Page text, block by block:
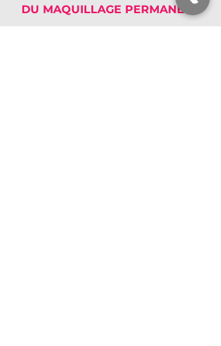
DU MAQUILLAGE PERMANENT